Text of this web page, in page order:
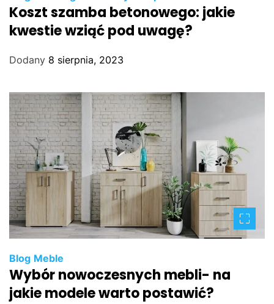
Koszt szamba betonowego: jakie
kwestie wziąć pod uwagę?
Dodany 8 sierpnia, 2023
Blog Meble
Wybór nowoczesnych mebli- na
jakie modele warto postawić?